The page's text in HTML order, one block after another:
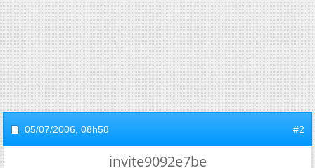
05/07/2006, 08h58 #2
invite9092e7be